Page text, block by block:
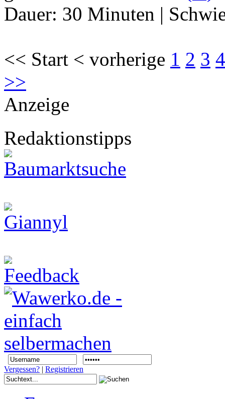
Dauer: 30 Minuten |
<< Start < vorherige 1 2 3 4
>>
Anzeige
Redaktionstipps
Vergessen? | Registrieren